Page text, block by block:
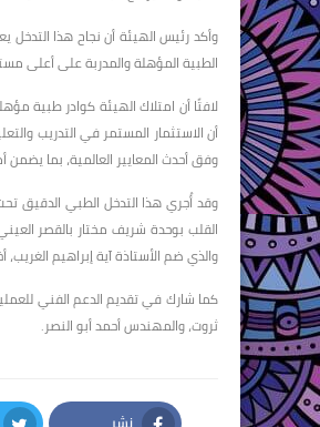
وأكد رئيس الهيئة أن نجاح هذا
الطبية المؤهلة والمدربة على أعلى
لافتًا أن امتلاك الهيئة كوادر طبية
أن الاستثمار المستمر في التدريب
وفق أحدث المعايير العالمية، بما
وقد أُجري هذا التدخل الطبي الدقيق
القلب بوحدة شريف مختار بالقصر
والذي ضم الأستاذة آية إبراهيم
كما شارك في تقديم الدعم الفني
ثروت، والمهندس أحمد أبو النصر.